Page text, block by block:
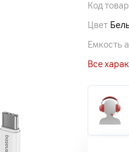
Код
Цвет
Емкость
Все